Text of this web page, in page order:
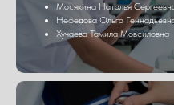
Мосякина Наталья
Нефедова Ольга
Хучаева Тамила Мовсиловна